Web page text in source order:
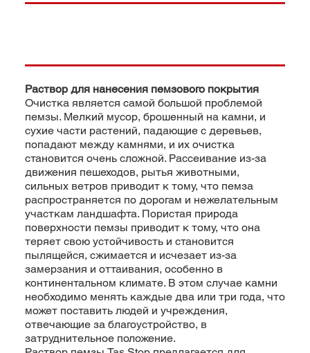
Раствор для нанесения пемзового покрытия
Очистка является самой большой проблемой
пемзы. Мелкий мусор, брошенный на камни, и
сухие части растений, падающие с деревьев,
попадают между камнями, и их очистка
становится очень сложной. Рассеивание из-за
движения пешеходов, рытья животными,
сильных ветров приводит к тому, что пемза
распространяется по дорогам и нежелательным
участкам ландшафта. Пористая природа
поверхности пемзы приводит к тому, что она
теряет свою устойчивость и становится
пылящейся, сжимается и исчезает из-за
замерзания и оттаивания, особенно в
континентальном климате. В этом случае камни
необходимо менять каждые два или три года, что
может поставить людей и учреждения,
отвечающие за благоустройство, в
затруднительное положение.